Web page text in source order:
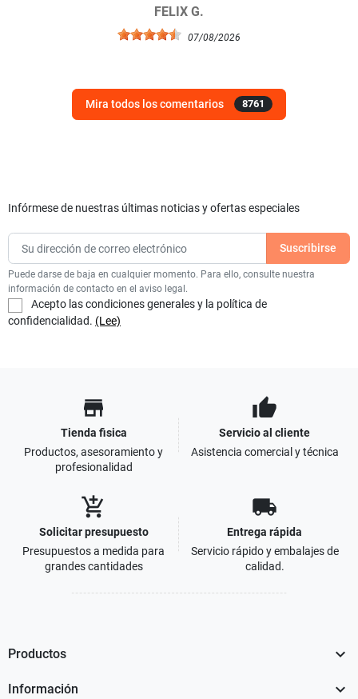
FELIX G.
07/08/2026
Mira todos los comentarios 8761
Infórmese de nuestras últimas noticias y ofertas especiales
Puede darse de baja en cualquier momento. Para ello, consulte nuestra
información de contacto en el aviso legal.
Acepto las condiciones generales y la política de
confidencialidad. (Lee)
store
Tienda fisica
Productos, asesoramiento y
profesionalidad
thumb_up
Servicio al cliente
Asistencia comercial y técnica
add_shopping_cart
Solicitar presupuesto
Presupuestos a medida para
grandes cantidades
local_shipping
Entrega rápida
Servicio rápido y embalajes de
calidad.
Productos 
Información 